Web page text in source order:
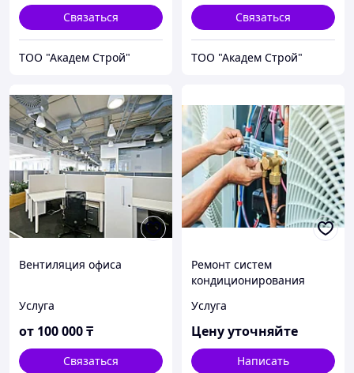
Связаться
ТОО "Академ Строй"
Связаться
ТОО "Академ Строй"
Вентиляция офиса
Услуга
от 100 000₸
Связаться
Ремонт систем
кондиционирования
Услуга
Цену уточняйте
Написать